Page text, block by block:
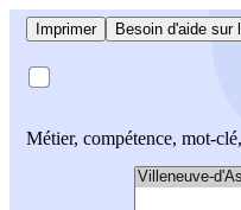
Imprimer Besoin d'aide sur
Métier, compétence, mot-